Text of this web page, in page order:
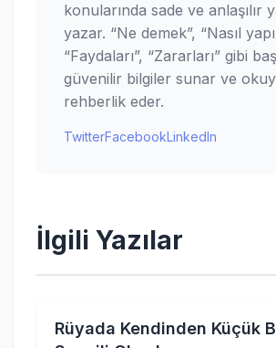
konularında sade ve anlaşılır
yazar. “Ne demek”, “Nasıl
“Faydaları”, “Zararları” gibi
güvenilir bilgiler sunar ve
rehberlik eder.
TwitterFacebookLinkedIn
İlgili Yazılar
Rüyada Kendinden Küçük